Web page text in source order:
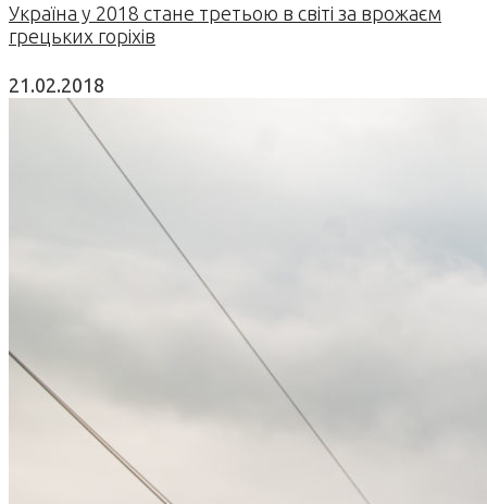
Україна у 2018 стане третьою в світі за врожаєм
грецьких горіхів
21.02.2018